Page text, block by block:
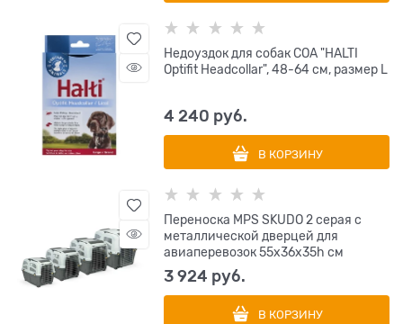
Недоуздок для собак COA "HALTI
Optifit Headcollar", 48-64 см, размер L
4 240 руб.
В КОРЗИНУ
Переноска MPS SKUDO 2 серая с
металлической дверцей для
авиаперевозок 55х36х35h см
3 924 руб.
В КОРЗИНУ